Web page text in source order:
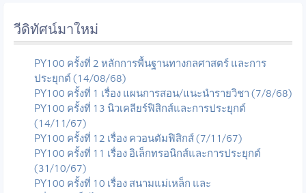
วีดิทัศน์มาใหม่
PY100 ครั้งที่ 2 หลักการพื้นฐานทางกลศาสตร์ และการ
ประยุกต์ (14/08/68)
PY100 ครั้งที่ 1 เรื่อง แผนการสอน/แนะนำรายวิชา (7/8/68)
PY100 ครั้งที่ 13 นิวเคลียร์ฟิสิกส์และการประยุกต์
(14/11/67)
PY100 ครั้งที่ 12 เรื่อง ควอนตัมฟิสิกส์ (7/11/67)
PY100 ครั้งที่ 11 เรื่อง อิเล็กทรอนิกส์และการประยุกต์
(31/10/67)
PY100 ครั้งที่ 10 เรื่อง สนามแม่เหล็ก และ